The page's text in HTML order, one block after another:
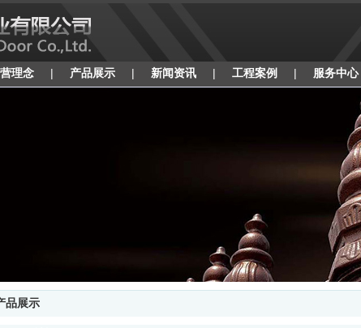
理念 | 产品展示 | 新闻资讯 | 工程案例 | 服务中心
品展示